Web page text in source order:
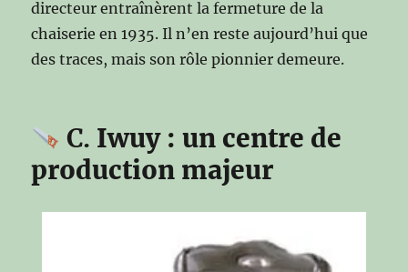
directeur entraînèrent la fermeture de la
chaiserie en 1935. Il n’en reste aujourd’hui que
des traces, mais son rôle pionnier demeure.
C. Iwuy : un centre de
production majeur